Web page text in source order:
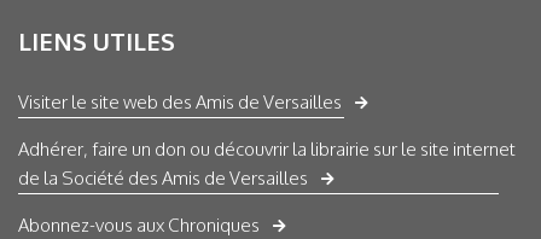
LIENS UTILES
Visiter le site web des Amis de Versailles
Adhérer, faire un don ou découvrir la librairie sur le site internet
de la Société des Amis de Versailles
Abonnez-vous aux Chroniques